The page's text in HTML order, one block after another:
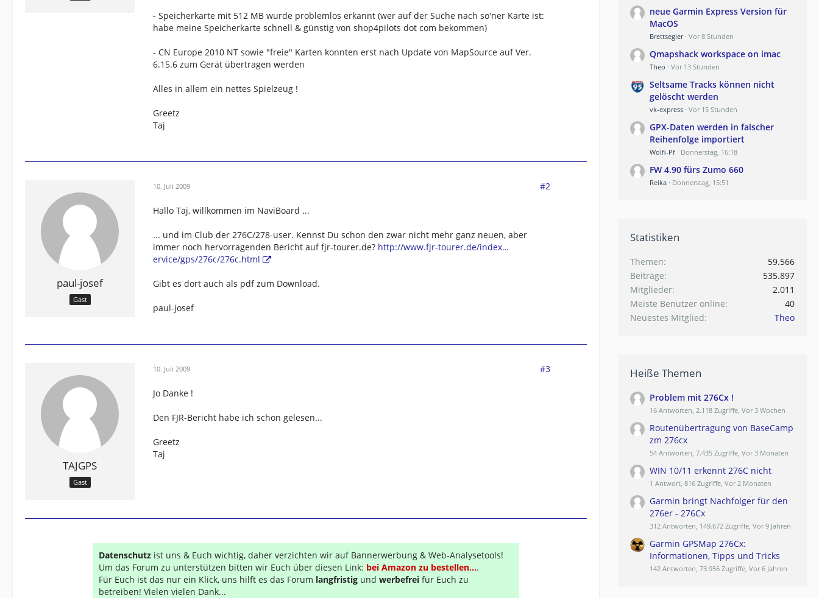
- Speicherkarte mit 512 MB wurde problemlos erkannt (wer auf der Suche nach so'ner Karte ist:
habe meine Speicherkarte schnell & günstig von shop4pilots dot com bekommen)
- CN Europe 2010 NT sowie "freie" Karten konnten erst nach Update von MapSource auf Ver.
6.15.6 zum Gerät übertragen werden
Alles in allem ein nettes Spielzeug !
Greetz
Taj
paul-josef
Gast
10. Juli 2009 #2
Hallo Taj, willkommen im NaviBoard ...
... und im Club der 276C/278-user. Kennst Du schon den zwar nicht mehr ganz neuen, aber
immer noch hervorragenden Bericht auf fjr-tourer.de? http://www.fjr-tourer.de/index…
ervice/gps/276c/276c.html
Gibt es dort auch als pdf zum Download.
paul-josef
TAJGPS
Gast
10. Juli 2009 #3
Jo Danke !
Den FJR-Bericht habe ich schon gelesen...
Greetz
Taj
Datenschutz ist uns & Euch wichtig, daher verzichten wir auf Bannerwerbung & Web-Analysetools!
Um das Forum zu unterstützen bitten wir Euch über diesen Link: bei Amazon zu bestellen....
Für Euch ist das nur ein Klick, uns hilft es das Forum langfristig und werbefrei für Euch zu
betreiben! Vielen vielen Dank...
neue Garmin Express Version für
MacOS
Brettsegler Vor 8 Stunden
Qmapshack workspace on imac
Theo Vor 13 Stunden
Seltsame Tracks können nicht
gelöscht werden
vk-express Vor 15 Stunden
GPX-Daten werden in falscher
Reihenfolge importiert
Wolfi-Pf Donnerstag, 16:18
FW 4.90 fürs Zumo 660
Reika Donnerstag, 15:51
Statistiken
Themen
59.566
Beiträge
535.897
Mitglieder
2.011
Meiste Benutzer online
40
Neuestes Mitglied
Theo
Heiße Themen
Problem mit 276Cx !
16 Antworten, 2.118 Zugriffe, Vor 3 Wochen
Routenübertragung von BaseCamp
zm 276cx
54 Antworten, 7.435 Zugriffe, Vor 3 Monaten
WIN 10/11 erkennt 276C nicht
1 Antwort, 816 Zugriffe, Vor 2 Monaten
Garmin bringt Nachfolger für den
276er - 276Cx
312 Antworten, 149.672 Zugriffe, Vor 9 Jahren
Garmin GPSMap 276Cx:
Informationen, Tipps und Tricks
142 Antworten, 73.956 Zugriffe, Vor 6 Jahren